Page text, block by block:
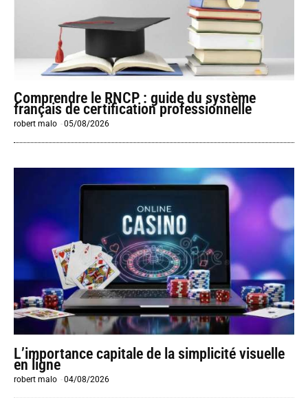
Comprendre le RNCP : guide du système
français de certification professionnelle
robert malo -05/08/2026
L’importance capitale de la simplicité visuelle
en ligne
robert malo -04/08/2026